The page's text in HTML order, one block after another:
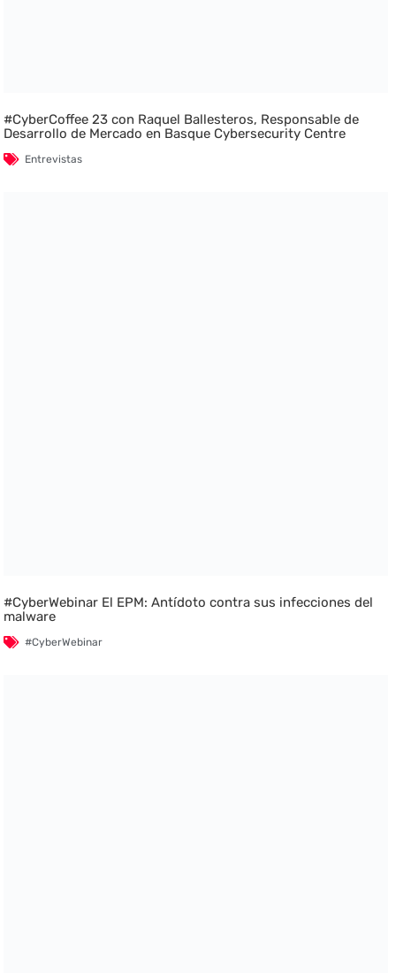
#CyberCoffee 23 con Raquel Ballesteros, Responsable de
Desarrollo de Mercado en Basque Cybersecurity Centre
Entrevistas
#CyberWebinar El EPM: Antídoto contra sus infecciones del
malware
#CyberWebinar